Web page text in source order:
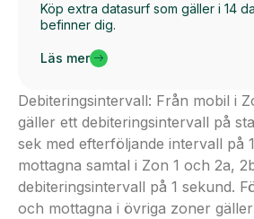
Köp extra datasurf som gäller i 14
befinner dig.
Läs mer
Debiteringsintervall: Från mobil i
gäller ett debiteringsintervall på
sek med efterföljande intervall på
mottagna samtal i Zon 1 och 2a,
debiteringsintervall på 1 sekund.
och mottagna i övriga zoner